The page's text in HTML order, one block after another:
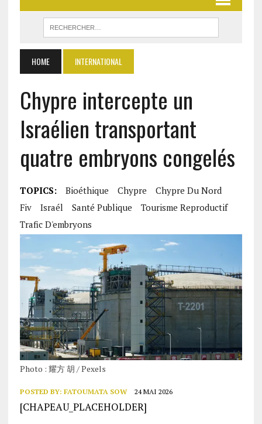
HOME INTERNATIONAL
Chypre intercepte un
Israélien transportant
quatre embryons congelés
TOPICS: Bioéthique Chypre
Chypre Du Nord
Fiv
Israél Santé Publique
Tourisme Reproductif
Trafic D'embryons
Photo : 耀方 胡 / Pexels
POSTED BY: FATOUMATA SOW 24 MAI 2026
[CHAPEAU_PLACEHOLDER]